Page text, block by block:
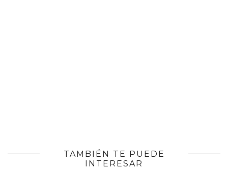
TAMBIÉN TE PUEDE
INTERESAR